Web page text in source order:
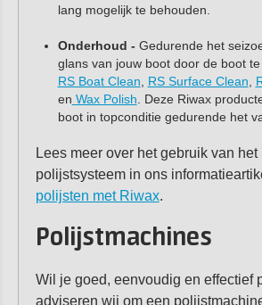
lang mogelijk te behouden.
Onderhoud - Gedurende het
glans van jouw boot door de boot
RS Boat Clean
RS Surface Clean
en Wax Polish . Deze Riwax
boot in topconditie gedurende het
Lees meer over het gebruik van het
polijstsysteem in ons
polijsten met Riwax.
Polijstmachines
Wil je goed, eenvoudig en effectief
adviseren wij om een